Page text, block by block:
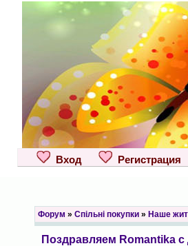
Вход Регистрация
Форум » Спільні покупки» Наше
Поздравляем Romantika